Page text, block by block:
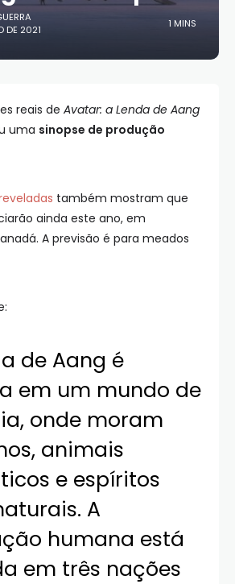
DE 2021
1 MINS
reais de Avatar: a Lenda de Aang
uma sinopse de produção
também mostram que
ainda este ano, em
A previsão é para meados
de Aang é
em um mundo de
onde moram
animais
e espíritos
A
humana está
em três nações